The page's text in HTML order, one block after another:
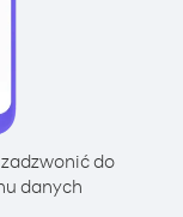
do
danych